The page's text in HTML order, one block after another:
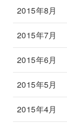
2015年8月
2015年7月
2015年6月
2015年5月
2015年4月